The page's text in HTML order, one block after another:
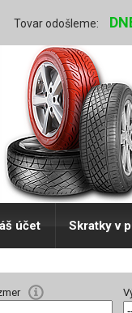
Tovar odošleme:
účet Skratky v